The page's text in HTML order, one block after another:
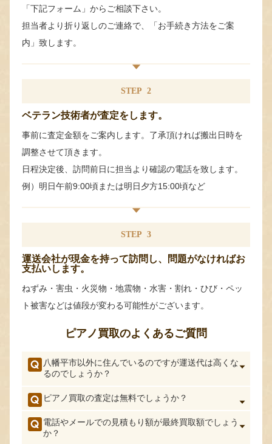
「下記フォーム」からご相談下さい。
担当者より折り返しのご連絡で、「お手続き方法をご案
内」致します。
STEP 2
ベテラン技術者が査定をします。
事前に査定金額をご案内します。了承頂ければ搬出日時を
調整させて頂きます。
日程決定後、訪問前日に担当より確認の電話を致します。
例）明日午前9:00頃または明日夕方15:00頃など
STEP 3
運送会社が現金を持って訪問し、問題がなければお
支払いします。
ねずみ・害虫・火災物・地震物・水害・割れ・ひび・ペッ
ト被害などは値段が変わる可能性がございます。
ピアノ買取のよくあるご質問
八幡平市以外に住んでいるのですが運送代は高くな
るのでしょうか？
ピアノ買取の査定は無料でしょうか？
電話やメールでの見積もり額が最終買取額でしょう
か？